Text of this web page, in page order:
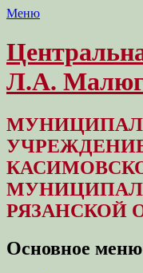
Меню
Л.А.
РЯЗАНСКОЙ
Основное меню